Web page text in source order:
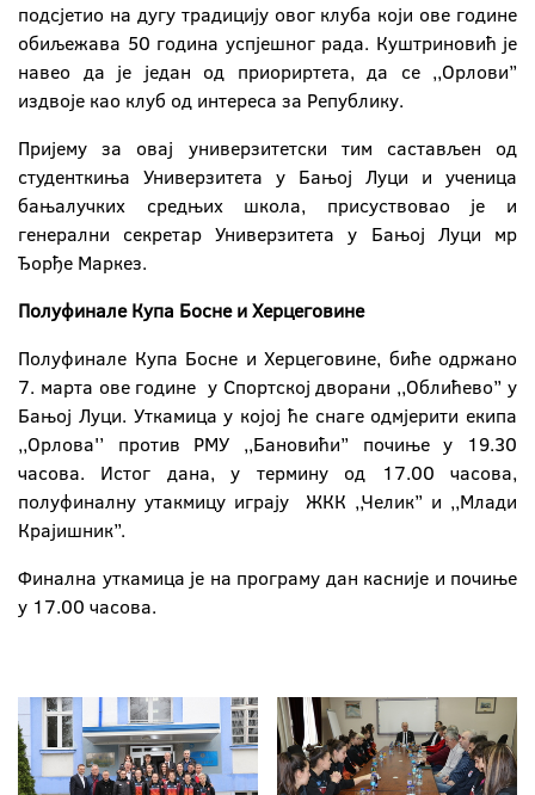
подсјетио на дугу традицију овог клуба који ове године
обиљежава 50 година успјешног рада. Куштриновић је
навео да је један од приориртета, да се ,,Орлови’’
издвоје као клуб од интереса за Републику.
Пријему за oвај универзитетски тим састављен од
студенткиња Универзитета у Бањој Луци и ученица
бањалучких средњих школа, присуствовао је и
генерални секретар Универзитета у Бањој Луци мр
Ђорђе Маркез.
Полуфинале Купа Босне и Херцеговине
Полуфинале Купа Босне и Херцеговине, биће одржано
7. марта ове године у Спортској дворани ,,Облићево’’ у
Бањој Луци. Уткамица у којој ће снаге одмјерити екипа
,,Орлова'’ против РМУ ,,Бановићи’’ почиње у 19.30
часова. Истог дана, у термину од 17.00 часова,
полуфиналну утакмицу играју ЖКК ,,Челик’’ и ,,Млади
Крајишник’’.
Финална уткамица је на програму дан касније и почиње
у 17.00 часова.